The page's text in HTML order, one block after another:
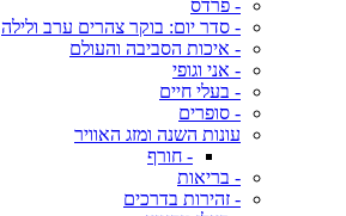
- פרדס
- סדר יום: בוקר צהרים ערב ולילה
- איכות הסביבה והעולם
- אני וגופי
- בעלי חיים
- סופרים
עונות השנה ומזג האוויר
- חורף
- בריאות
- זהירות בדרכים